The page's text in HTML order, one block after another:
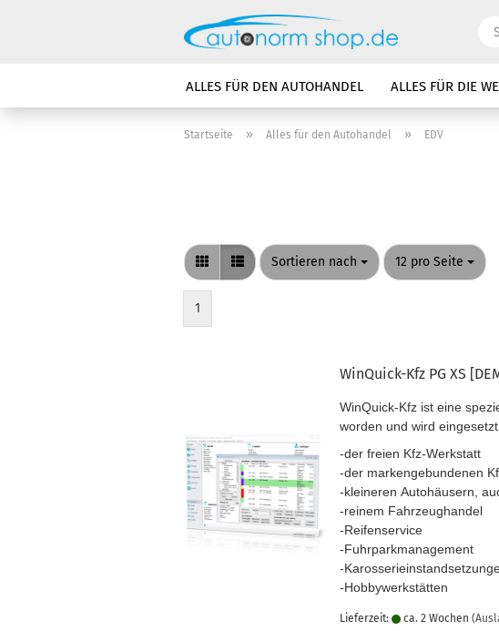
ALLES FÜR DEN AUTOHANDEL ALLES FÜR DIE
Startseite » Alles für den Autohandel » EDV
Sortieren nach
Sortieren nach 12 pro Seite
pro Seite
1
WinQuick-Kfz PG XS
WinQuick-Kfz ist eine
worden und wird
-der freien Kfz-Werkstatt
-der markengebundenen
-kleineren Autohäusern,
-reinem Fahrzeughandel
-Reifenservice
-Fuhrparkmanagement
-
-Hobbywerkstätten
Lieferzeit: ca. 2 Wochen